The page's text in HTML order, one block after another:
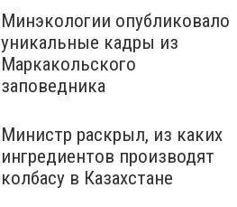
Минэкологии опубликовало
уникальные кадры из
Маркакольского
заповедника
Министр раскрыл, из каких
ингредиентов производят
колбасу в Казахстане